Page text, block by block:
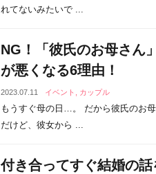
れてないみたいで ...
NG！「彼氏のお母さん
が悪くなる6理由！
2023.07.11 イベント カップル
もうすぐ母の日…。 だから彼氏のお
だけど、彼女から ...
付き合ってすぐ結婚の